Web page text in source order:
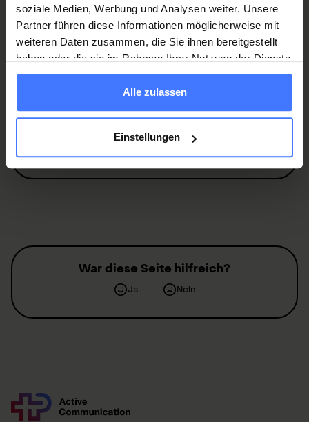
soziale Medien, Werbung und Analysen weiter. Unsere
Partner führen diese Informationen möglicherweise mit
weiteren Daten zusammen, die Sie ihnen bereitgestellt
haben oder die sie im Rahmen Ihrer Nutzung der Dienste
gesammelt haben.
Alle zulassen
Einstellungen
Mitglied werden
SpendenSie jetzt und unterstützen Sie unsere
War diese Seite hilfreich?
Ja Nein
Kontakt